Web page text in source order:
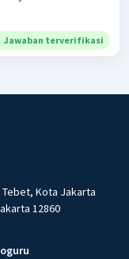
Jawaban terverifikasi
Tebet, Kota Jakarta
12860